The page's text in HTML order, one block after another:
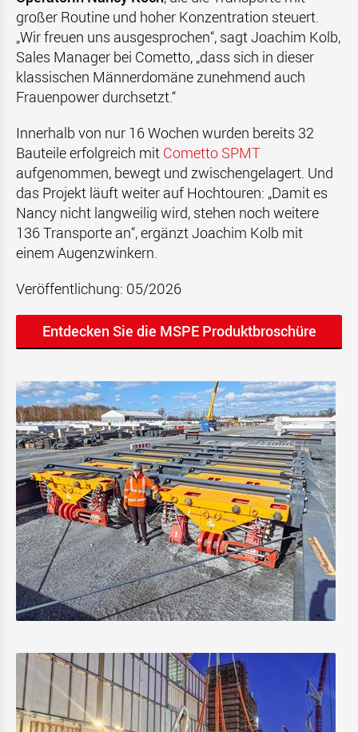
großer Routine und hoher Konzentration steuert.
„Wir freuen uns ausgesprochen“, sagt Joachim Kolb,
Sales Manager bei Cometto, „dass sich in dieser
klassischen Männerdomäne zunehmend auch
Frauenpower durchsetzt.“
Innerhalb von nur 16 Wochen wurden bereits 32
Bauteile erfolgreich mit Cometto SPMT
aufgenommen, bewegt und zwischengelagert. Und
das Projekt läuft weiter auf Hochtouren: „Damit es
Nancy nicht langweilig wird, stehen noch weitere
136 Transporte an“, ergänzt Joachim Kolb mit
einem Augenzwinkern.
Veröffentlichung: 05/2026
Entdecken Sie die MSPE Produktbroschüre